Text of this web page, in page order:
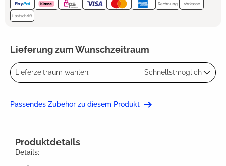
Rechnung Vorkasse
Lastschrift
Lieferung zum Wunschzeitraum
Lieferzeitraum wählen: Schnellstmöglich
Passendes Zubehör zu diesem Produkt
Produktdetails
Details: